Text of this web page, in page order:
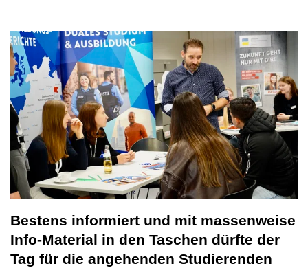
Bestens informiert und mit massenweise
Info-Material in den Taschen dürfte der
Tag für die angehenden Studierenden